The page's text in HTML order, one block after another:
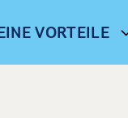
VORTEILE